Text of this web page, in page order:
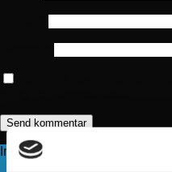
Information